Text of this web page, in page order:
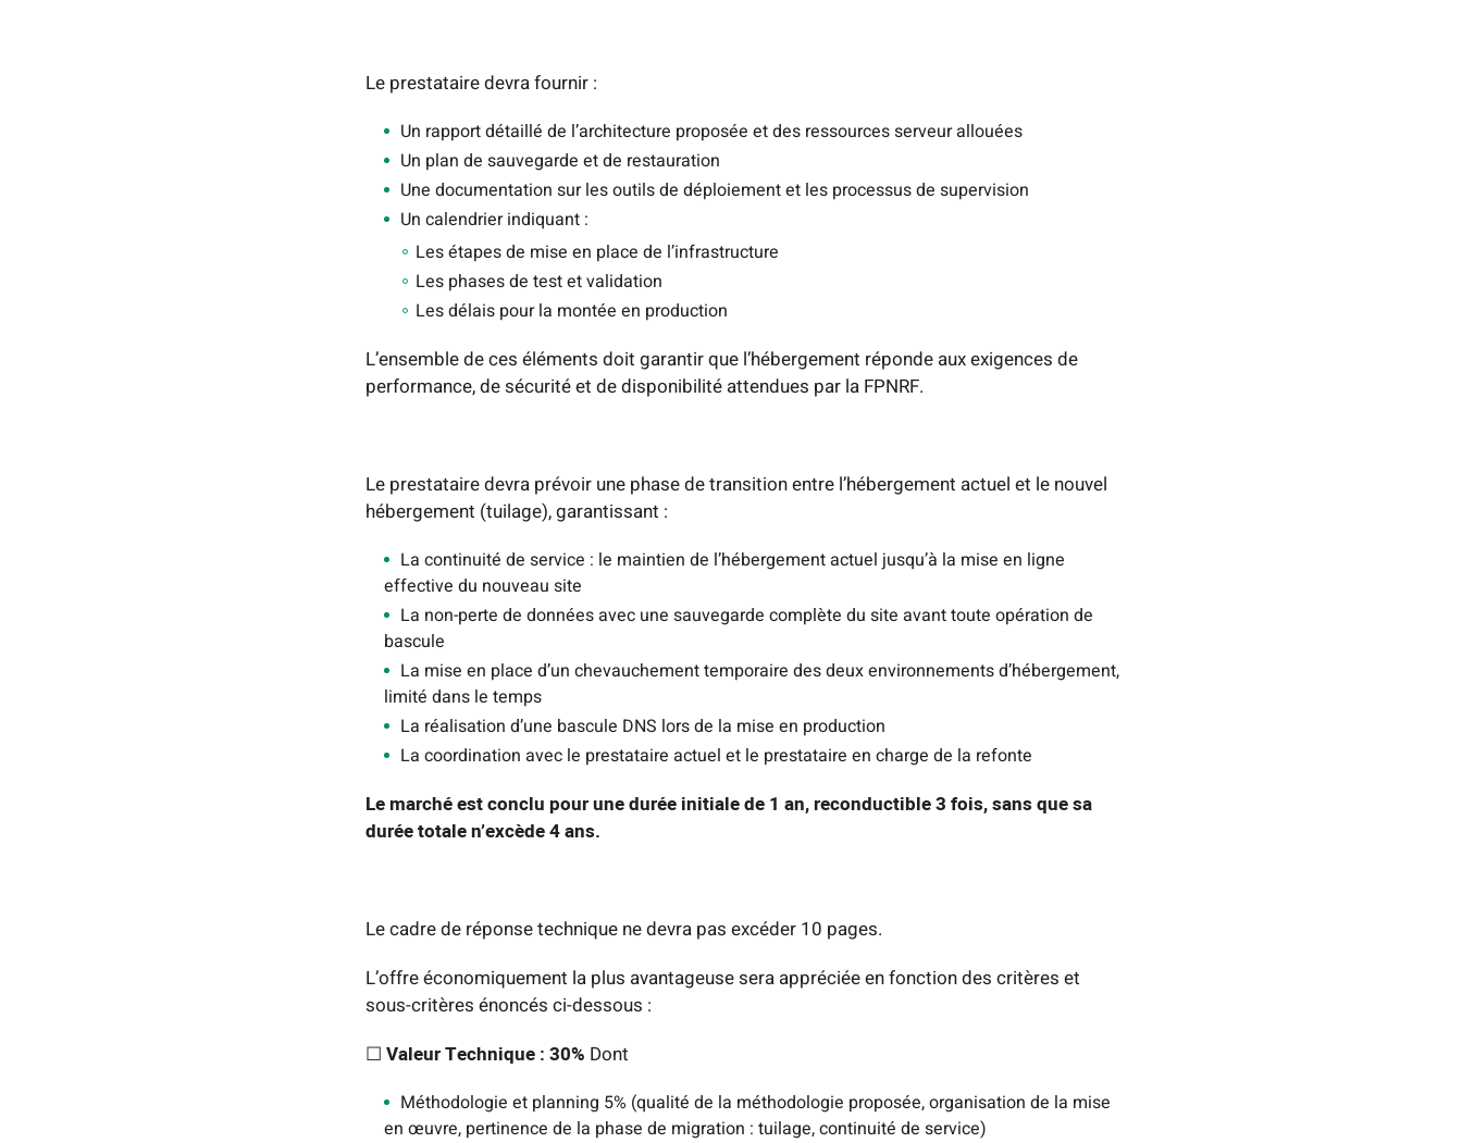
Le prestataire devra fournir :
Un rapport détaillé de l’architecture proposée et des ressources serveur allouées
Un plan de sauvegarde et de restauration
Une documentation sur les outils de déploiement et les processus de supervision
Un calendrier indiquant :
Les étapes de mise en place de l’infrastructure
Les phases de test et validation
Les délais pour la montée en production
L’ensemble de ces éléments doit garantir que l’hébergement réponde aux exigences de
performance, de sécurité et de disponibilité attendues par la FPNRF.
Le prestataire devra prévoir une phase de transition entre l’hébergement actuel et le nouvel
hébergement (tuilage), garantissant :
La continuité de service : le maintien de l’hébergement actuel jusqu’à la mise en ligne
effective du nouveau site
La non-perte de données avec une sauvegarde complète du site avant toute opération de
bascule
La mise en place d’un chevauchement temporaire des deux environnements d’hébergement,
limité dans le temps
La réalisation d’une bascule DNS lors de la mise en production
La coordination avec le prestataire actuel et le prestataire en charge de la refonte
Le marché est conclu pour une durée initiale de 1 an, reconductible 3 fois, sans que sa
durée totale n’excède 4 ans.
Le cadre de réponse technique ne devra pas excéder 10 pages.
L’offre économiquement la plus avantageuse sera appréciée en fonction des critères et
sous-critères énoncés ci-dessous :
☐ Valeur Technique : 30% Dont
Méthodologie et planning 5% (qualité de la méthodologie proposée, organisation de la mise
en œuvre, pertinence de la phase de migration : tuilage, continuité de service)